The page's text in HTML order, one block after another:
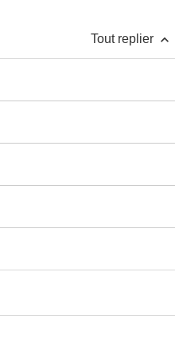
Tout replier keyboard_arrow_up